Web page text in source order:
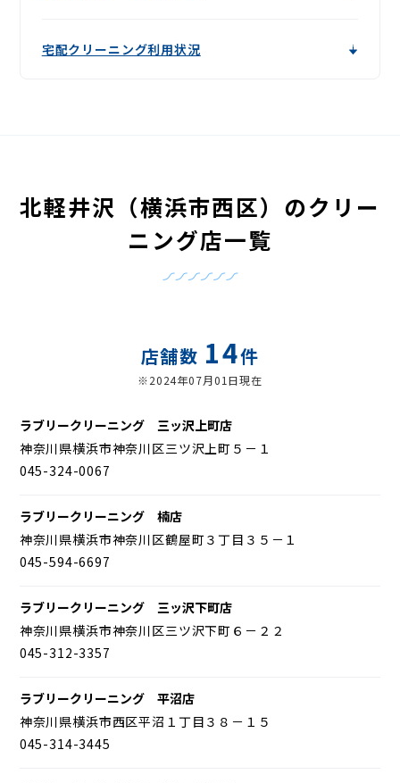
宅配クリーニング利用状況
北軽井沢（横浜市西区）のクリー
ニング店一覧
店舗数 14件
※2024年07月01日現在
ラブリークリーニング 三ッ沢上町店
神奈川県横浜市神奈川区三ツ沢上町５－１
045-324-0067
ラブリークリーニング 楠店
神奈川県横浜市神奈川区鶴屋町３丁目３５－１
045-594-6697
ラブリークリーニング 三ッ沢下町店
神奈川県横浜市神奈川区三ツ沢下町６－２２
045-312-3357
ラブリークリーニング 平沼店
神奈川県横浜市西区平沼１丁目３８－１５
045-314-3445